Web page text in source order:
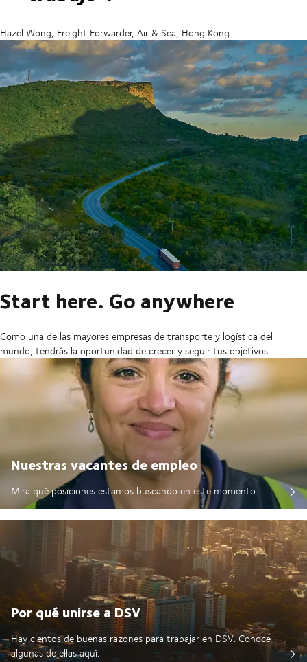
Hazel Wong, Freight Forwarder, Air & Sea, Hong Kong
Start here. Go anywhere
Como una de las mayores empresas de transporte y logística del
mundo, tendrás la oportunidad de crecer y seguir tus objetivos.
Nuestras vacantes de empleo
Mira qué posiciones estamos buscando en este momento
Por qué unirse a DSV
Hay cientos de buenas razones para trabajar en DSV. Conoce
algunas de ellas aquí.